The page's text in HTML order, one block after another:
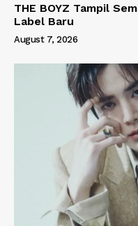
THE BOYZ Tampil
Label Baru
August 7, 2026